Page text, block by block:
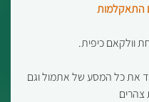
את כל המסע של אתמול וגם
צהרים